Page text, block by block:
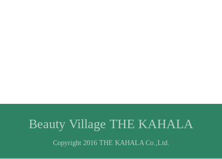
Beauty Village THE KAHALA
Copyright 2016 THE KAHALA Co.,Ltd.